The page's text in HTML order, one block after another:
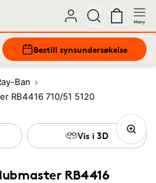
Meny
Bestill synsundersøkelse
Ban
RB4416 710/51 5120
RB4416
Vis i 3D